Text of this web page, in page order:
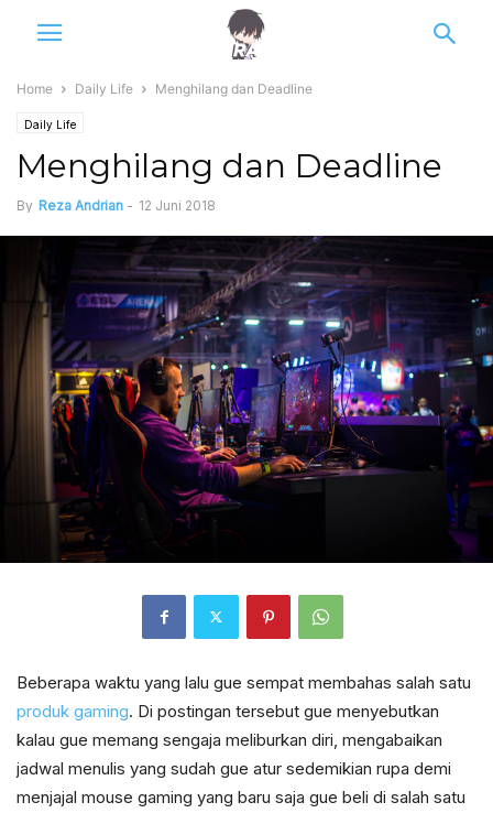
Home Daily Life Menghilang dan Deadline
Daily Life
Menghilang dan Deadline
By Reza Andrian - 12 Juni 2018
Beberapa waktu yang lalu gue sempat membahas salah satu
produk gaming. Di postingan tersebut gue menyebutkan
kalau gue memang sengaja meliburkan diri, mengabaikan
jadwal menulis yang sudah gue atur sedemikian rupa demi
menjajal mouse gaming yang baru saja gue beli di salah satu